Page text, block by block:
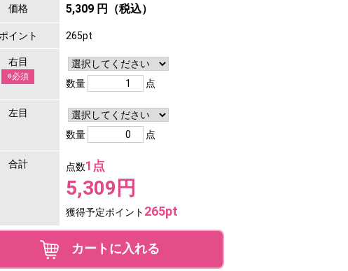
価格 5,309 円（税込）
ポイント 265pt
右目
※必須
数量 点
左目
数量
点
合計 点数1点
5,309円
獲得予定ポイント 265pt
カートに入れる